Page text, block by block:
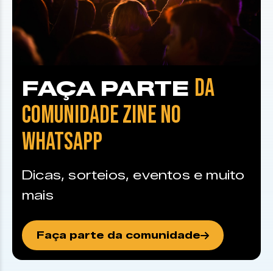
FAÇA PARTE DA
COMUNIDADE ZINE NO
WHATSAPP
Dicas, sorteios, eventos e muito
mais
Faça parte da comunidade